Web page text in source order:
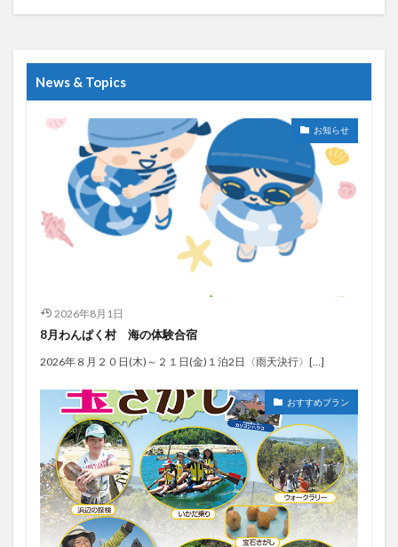
News & Topics
お知らせ
2026年8月1日
8月わんぱく村 海の体験合宿
2026年８月２０日(木)～２１日(金)１泊2日〈雨天決行〉[…]
おすすめプラン